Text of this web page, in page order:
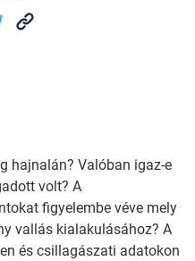
hajnalán? Valóban igaz-e
volt? A
figyelembe véve mely
vallás kialakulásához? A
és csillagászati adatokon